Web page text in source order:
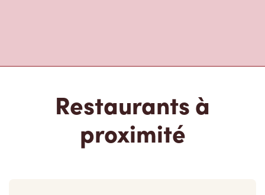
Restaurants à
proximité